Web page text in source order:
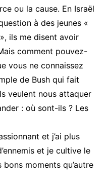
ou la cause. En Israël
à des jeunes «
ils me disent avoir
comment pouvez-
vous ne connaissez
de Bush qui fait
veulent nous attaquer
: où sont-ils ? Les
et j’ai plus
et je cultive le
moments qu’autre